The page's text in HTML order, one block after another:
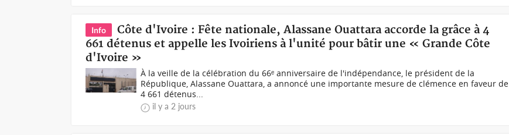
Info
Côte d'Ivoire : Fête nationale, Alassane Ouattara accorde la grâce à 4
661 détenus et appelle les Ivoiriens à l'unité pour bâtir une « Grande Côte
d'Ivoire »
À la veille de la célébration du 66ᵉ anniversaire de l'indépendance, le président de la
République, Alassane Ouattara, a annoncé une importante mesure de clémence en faveur de
4 661 détenus...
il y a 2 jours